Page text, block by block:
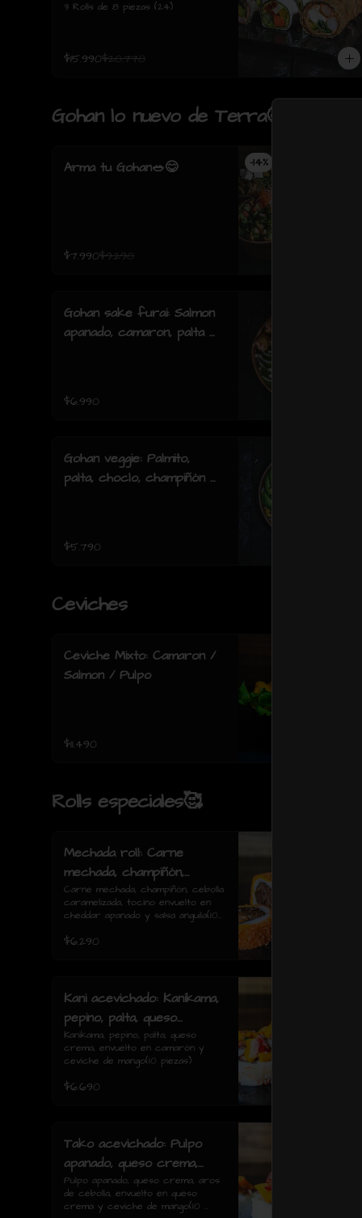
3 Rolls de 8 piezas (24)
$15.990$20.770
Gohan lo nuevo de Terra🤩
-14%
Arma tu Gohan🥗😋
$7.990$9.290
Gohan sake furai: Salmon
apanado, camaron, palta y
$6.990
Gohan veggie: Palmito,
palta, choclo, champiñón y
$5.790
Ceviches
Ceviche Mixto: Camaron /
Salmon / Pulpo
$11.490
Rolls especiales🥰
Mechada roll: Carne
mechada, champiñón,
cebolla caramelizada,
tocino envuelto en
anguila(10 piezas)
Carne mechada, champiñón, cebolla
caramelizada, tocino envuelto en
cheddar apanado y salsa anguila(10
$6.290
Kani acevichado: Kanikama,
pepino, palta, queso
crema, envuelto en
camarón y ceviche de
Kanikama, pepino, palta, queso
crema, envuelto en camarón y
ceviche de mango(10 piezas)
$6.690
Tako acevichado: Pulpo
apanado, queso crema,
aros de cebolla, envuelto
en queso crema y
Pulpo apanado, queso crema, aros
de cebolla, envuelto en queso
crema y ceviche de mango(10